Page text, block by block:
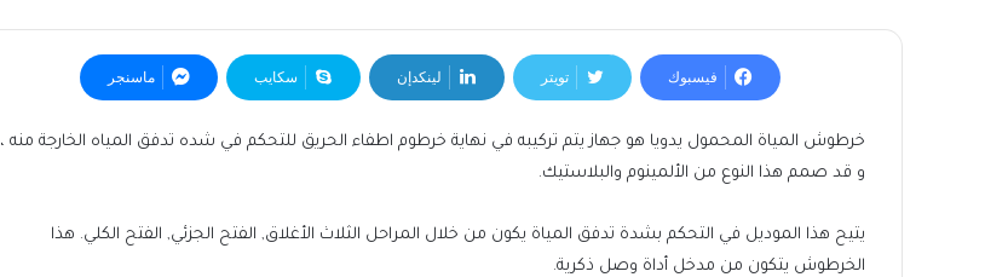
فيسبوك تويتر لينكدإن سكايب ماسنجر
خرطوش المياة المحمول يدويا هو جهاز يتم تركيبه في نهاية خرطوم اطفاء الحريق للتحكم في شده تدفق المياه الخارجة منه ،
و قد صمم هذا النوع من الألمينوم والبلاستيك.
يتيح هذا الموديل في التحكم بشدة تدفق المياة يكون من خلال المراحل الثلاث الأغلاق, الفتح الجزئي, الفتح الكلي. هذا
الخرطوش يتكون من مدخل أداة وصل ذكرية.